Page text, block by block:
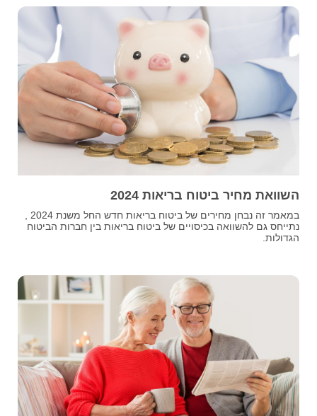
השוואת מחיר ביטוח בריאות 2024
נתייחס גם להשוואה בכיסויים של ביטוח בריאות בין חברות הביטוח
הגדולות.